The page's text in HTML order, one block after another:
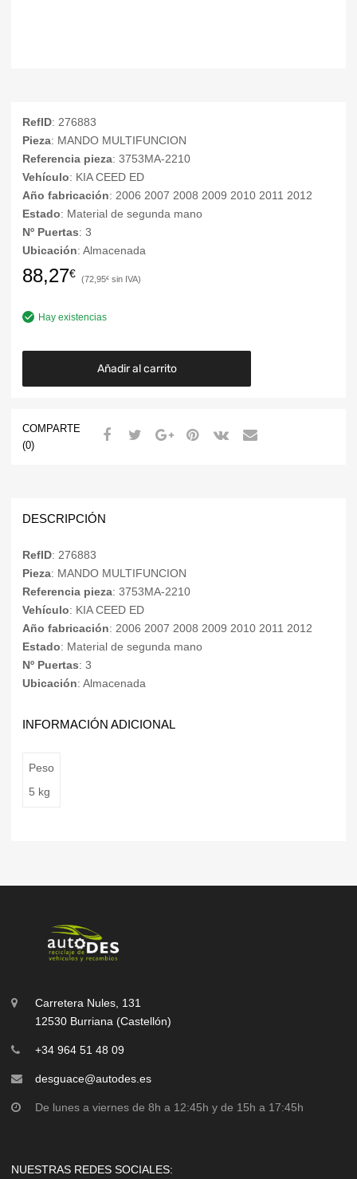
RefID: 276883
Pieza: MANDO MULTIFUNCION
Referencia pieza: 3753MA-2210
Vehículo: KIA CEED ED
Año fabricación: 2006 2007 2008 2009 2010 2011 2012
Estado: Material de segunda mano
Nº Puertas: 3
Ubicación: Almacenada
88,27€ 72,95€
Hay existencias
Añadir al carrito
COMPARTE
(0)
DESCRIPCIÓN
RefID: 276883
Pieza: MANDO MULTIFUNCION
Referencia pieza: 3753MA-2210
Vehículo: KIA CEED ED
Año fabricación: 2006 2007 2008 2009 2010 2011 2012
Estado: Material de segunda mano
Nº Puertas: 3
Ubicación: Almacenada
INFORMACIÓN ADICIONAL
Peso
5 kg
Carretera Nules, 131
12530 Burriana (Castellón)
+34 964 51 48 09
desguace@autodes.es
De lunes a viernes de 8h a 12:45h y de 15h a 17:45h
NUESTRAS REDES SOCIALES: